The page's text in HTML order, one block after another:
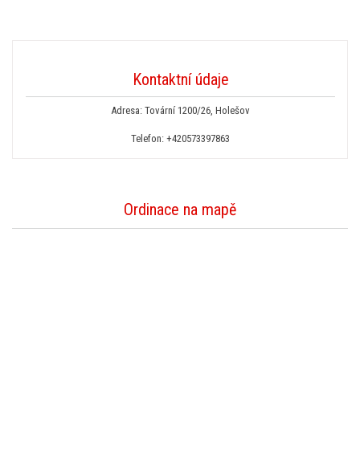
Kontaktní údaje
Adresa: Tovární 1200/26, Holešov
Telefon: +420573397863
Ordinace na mapě